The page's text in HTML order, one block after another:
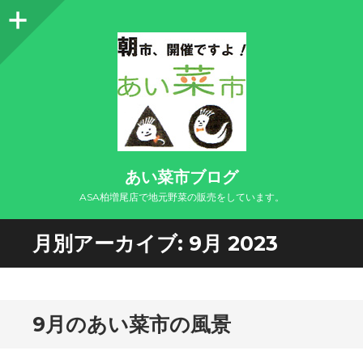
あい菜市ブログ
ASA柏増尾店で地元野菜の販売をしています。
月別アーカイブ: 9月 2023
9月のあい菜市の風景